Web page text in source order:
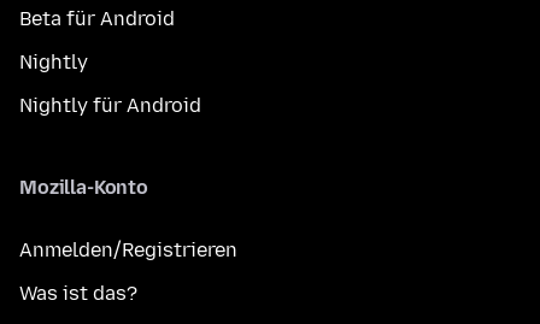
Beta für Android
Nightly
Nightly für Android
Mozilla-Konto
Anmelden/Registrieren
Was ist das?